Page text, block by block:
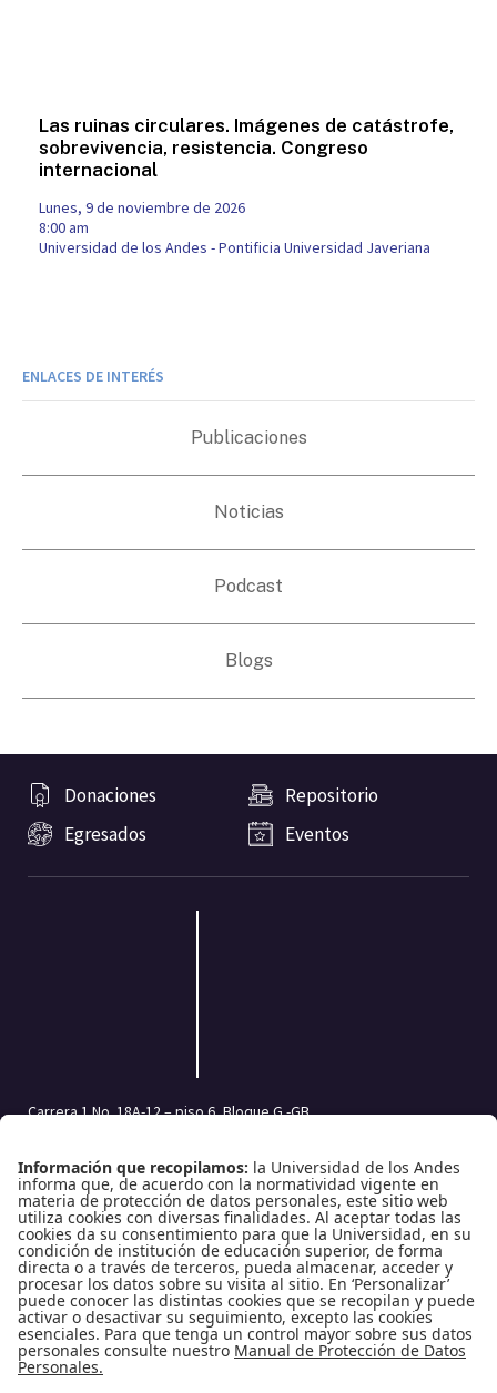
Las ruinas circulares. Imágenes de catástrofe,
sobrevivencia, resistencia. Congreso
internacional
lunes, 9 de noviembre de 2026
8:00 am
Universidad de los Andes - Pontificia Universidad Javeriana
ENLACES DE INTERÉS
Publicaciones
Noticias
Podcast
Blogs
Donaciones
Repositorio
Egresados
Eventos
Carrera 1 No. 18A-12 – piso 6, Bloque G -GB
Tel.: (601) 332 45 05 | (601) 339 49 49 Ext.: 2500
Fax (601) 332 45 08
Redes Sociales